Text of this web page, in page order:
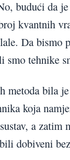
budući da
kvantnih
Da bismo
smo tehnike
metoda bila
koja
a zatim
dobiveni